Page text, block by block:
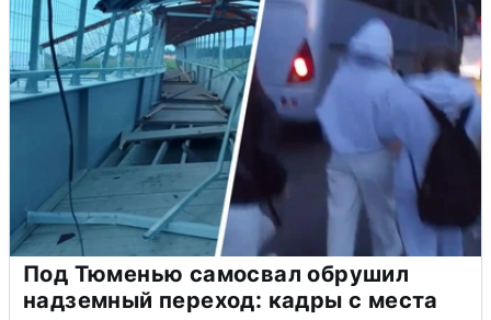
Под Тюменью самосвал обрушил
надземный переход: кадры с места